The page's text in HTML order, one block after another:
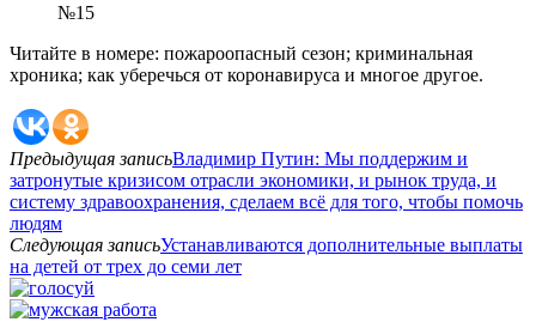
№15
Читайте в номере: пожароопасный сезон; криминальная
хроника; как уберечься от коронавируса и многое другое.
Предыдущая записьВладимир Путин: Мы поддержим и
затронутые кризисом отрасли экономики, и рынок труда, и
систему здравоохранения, сделаем всё для того, чтобы помочь
людям
Следующая записьУстанавливаются дополнительные выплаты
на детей от трех до семи лет